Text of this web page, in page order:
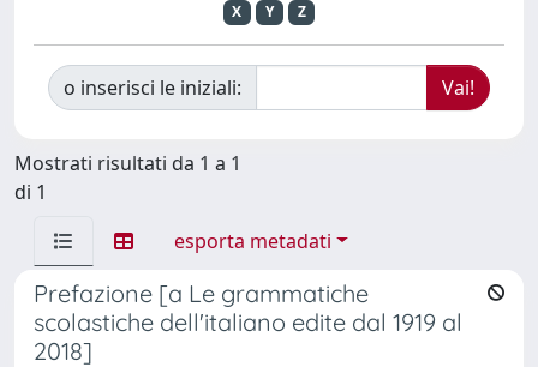
X
Y Z
o inserisci le iniziali:
Mostrati risultati da 1 a 1
di 1
esporta metadati
Prefazione [a Le grammatiche
scolastiche dell'italiano edite dal 1919 al
2018]